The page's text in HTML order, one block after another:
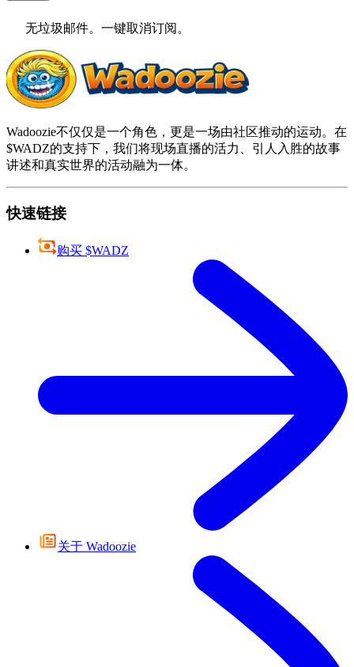
无垃圾邮件。一键取消订阅。
Wadoozie不仅仅是一个角色，更是一场由社区推动的运动。在
$WADZ的支持下，我们将现场直播的活力、引人入胜的故事
讲述和真实世界的活动融为一体。
快速链接
购买 $WADZ
关于 Wadoozie